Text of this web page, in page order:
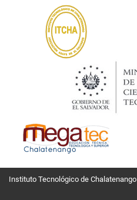
Instituto Tecnológico de Chalatenango